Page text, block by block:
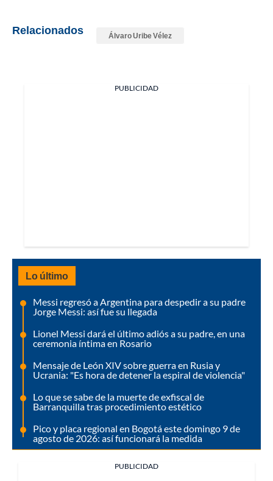
Relacionados Álvaro Uribe Vélez
PUBLICIDAD
Lo último
Messi regresó a Argentina para despedir a su padre
Jorge Messi: así fue su llegada
Lionel Messi dará el último adiós a su padre, en una
ceremonia íntima en Rosario
Mensaje de León XIV sobre guerra en Rusia y
Ucrania: "Es hora de detener la espiral de violencia"
Lo que se sabe de la muerte de exfiscal de
Barranquilla tras procedimiento estético
Pico y placa regional en Bogotá este domingo 9 de
agosto de 2026: así funcionará la medida
PUBLICIDAD